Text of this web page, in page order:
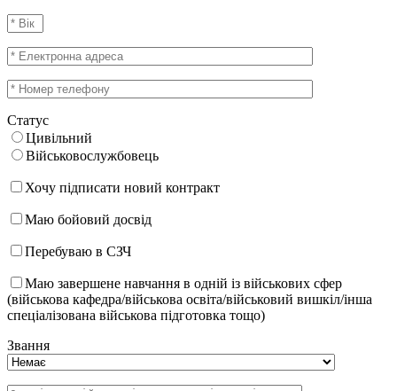
Статус
Цивільний
Військовослужбовець
Хочу підписати новий контракт
Маю бойовий досвід
Перебуваю в СЗЧ
Маю завершене навчання в одній із військових сфер
(військова кафедра/військова освіта/військовий вишкіл/інша
спеціалізована військова підготовка тощо)
Звання